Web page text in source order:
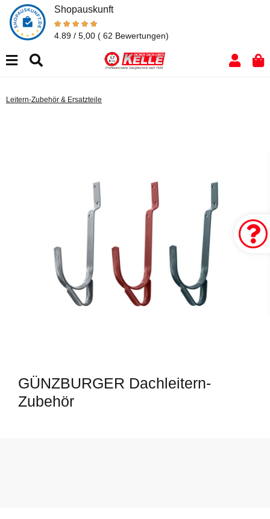
Shopauskunft
4.89 / 5,00 ( 62 Bewertungen)
Leitern-Zubehör & Ersatzteile
GÜNZBURGER Dachleitern-
Zubehör